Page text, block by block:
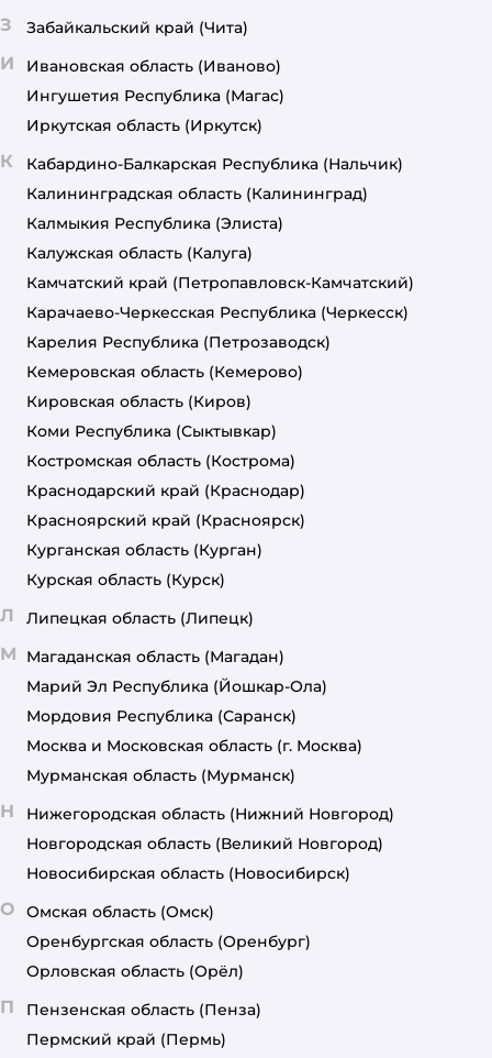
З Забайкальский край (Чита)
И Ивановская область (Иваново)
Ингушетия Республика (Магас)
Иркутская область (Иркутск)
К Кабардино-Балкарская Республика (Нальчик)
Калининградская область (Калининград)
Калмыкия Республика (Элиста)
Калужская область (Калуга)
Камчатский край (Петропавловск-Камчатский)
Карачаево-Черкесская Республика (Черкесск)
Карелия Республика (Петрозаводск)
Кемеровская область (Кемерово)
Кировская область (Киров)
Коми Республика (Сыктывкар)
Костромская область (Кострома)
Краснодарский край (Краснодар)
Красноярский край (Красноярск)
Курганская область (Курган)
Курская область (Курск)
Л Липецкая область (Липецк)
М Магаданская область (Магадан)
Марий Эл Республика (Йошкар-Ола)
Мордовия Республика (Саранск)
Москва и Московская область (г. Москва)
Мурманская область (Мурманск)
Н Нижегородская область (Нижний Новгород)
Новгородская область (Великий Новгород)
Новосибирская область (Новосибирск)
О Омская область (Омск)
Оренбургская область (Оренбург)
Орловская область (Орёл)
П Пензенская область (Пенза)
Пермский край (Пермь)